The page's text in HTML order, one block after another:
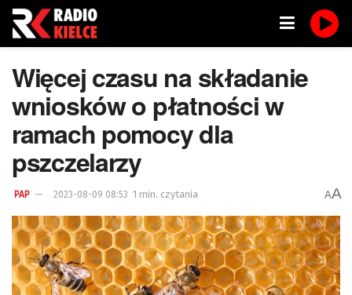
Więcej czasu na składanie
wniosków o płatności w
ramach pomocy dla
pszczelarzy
PAP 2023-08-09 08:53 1 min. czytania AA